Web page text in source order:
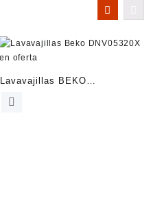
Lavavajillas BEKO
DVN05320X Acero Inoxidable